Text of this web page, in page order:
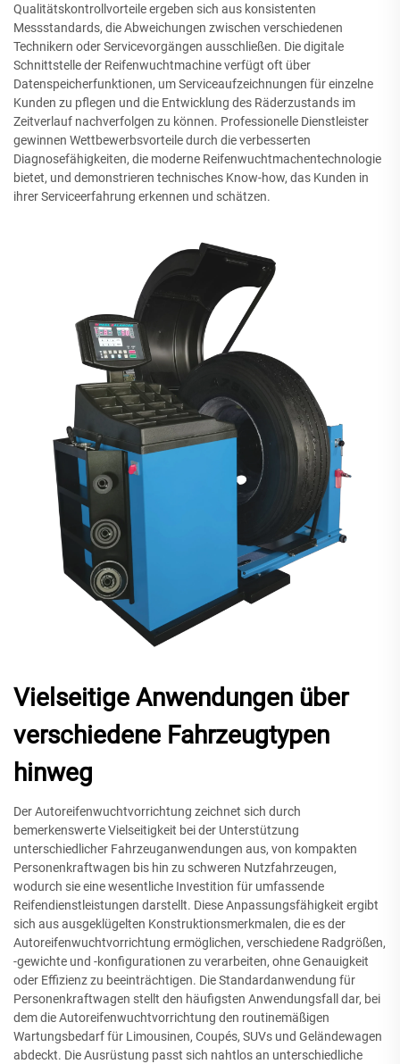
Qualitätskontrollvorteile ergeben sich aus konsistenten
Messstandards, die Abweichungen zwischen verschiedenen
Technikern oder Servicevorgängen ausschließen. Die digitale
Schnittstelle der Reifenwuchtmachine verfügt oft über
Datenspeicherfunktionen, um Serviceaufzeichnungen für einzelne
Kunden zu pflegen und die Entwicklung des Räderzustands im
Zeitverlauf nachverfolgen zu können. Professionelle Dienstleister
gewinnen Wettbewerbsvorteile durch die verbesserten
Diagnosefähigkeiten, die moderne Reifenwuchtmachentechnologie
bietet, und demonstrieren technisches Know-how, das Kunden in
ihrer Serviceerfahrung erkennen und schätzen.
Vielseitige Anwendungen über
verschiedene Fahrzeugtypen
hinweg
Der Autoreifenwuchtvorrichtung zeichnet sich durch
bemerkenswerte Vielseitigkeit bei der Unterstützung
unterschiedlicher Fahrzeuganwendungen aus, von kompakten
Personenkraftwagen bis hin zu schweren Nutzfahrzeugen,
wodurch sie eine wesentliche Investition für umfassende
Reifendienstleistungen darstellt. Diese Anpassungsfähigkeit ergibt
sich aus ausgeklügelten Konstruktionsmerkmalen, die es der
Autoreifenwuchtvorrichtung ermöglichen, verschiedene Radgrößen,
-gewichte und -konfigurationen zu verarbeiten, ohne Genauigkeit
oder Effizienz zu beeinträchtigen. Die Standardanwendung für
Personenkraftwagen stellt den häufigsten Anwendungsfall dar, bei
dem die Autoreifenwuchtvorrichtung den routinemäßigen
Wartungsbedarf für Limousinen, Coupés, SUVs und Geländewagen
abdeckt. Die Ausrüstung passt sich nahtlos an unterschiedliche